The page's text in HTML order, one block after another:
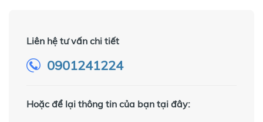
Liên hệ tư vấn chi tiết
0901241224
Hoặc để lại thông tin của bạn tại đây: